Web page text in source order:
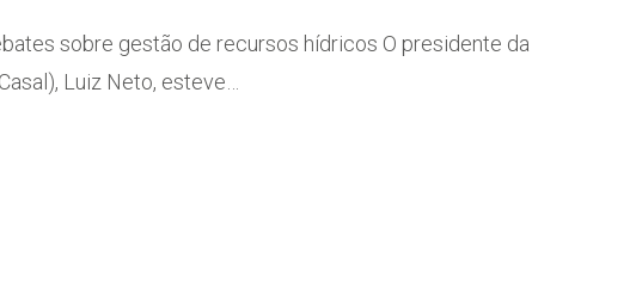
sobre gestão de recursos hídricos O presidente da
Luiz Neto, esteve…